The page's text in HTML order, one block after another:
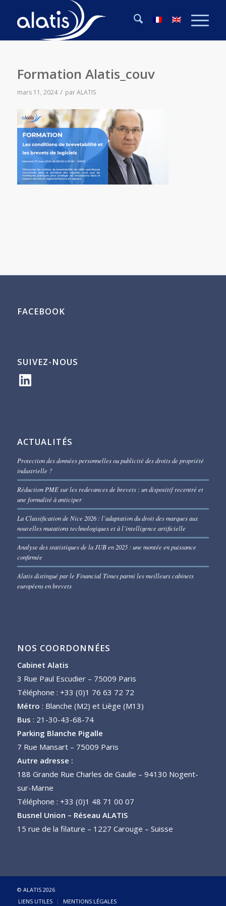
Formation Alatis_couv
mars 11, 2024 / parALATIS
FACEBOOK
SUIVEZ-NOUS
LinkedIn
ACTUALITÉS
Protection des données personnelles ou publicité des droits de propriété
industrielle ?
Réduction PME sur les redevances de brevets : un dispositif recentré et
une formalité à anticiper
La Classification de Nice 2026 : l’adaptation du droit des marques aux
nouvelles mutations technologiques et à l’intelligence artificielle
Analyse des statistiques de la JUB en 2025 : une montée en puissance
confirmée
Alatis distingué par le Financial Times parmi les meilleurs cabinets
européens en brevets
NOS COORDONNÉES
Cabinet Alatis
3 Rue Paul Escudier – 75009 Paris
Téléphone : +33 (0)1 76 63 72 72
Métro : Blanche (M2) et Liège (M13)
Bus : 21-30-43-68-74
Parking Blanche Pigalle
7 Rue Mansart – 75009 Paris
Autre adresse :
188 Grande Rue Charles de Gaulle – 94130 Nogent-
sur-Marne
Téléphone : +33 (0)1 48 71 00 07
Busnel Union – Réseau ALATIS
15 rue de la filature – 1227 Carouge – Suisse
© ALATIS 2026
LIENS UTILES
MENTIONS LÉGALES